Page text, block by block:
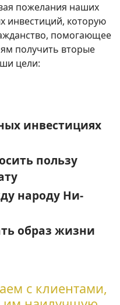
пожелания наших
инвестиций, которую
помогающее
получить вторые
цели:
инвестициях
пользу
народу Ни-
образ жизни
с клиентами,